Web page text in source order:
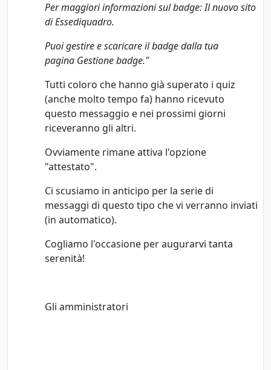
Per maggiori informazioni sul badge: Il nuovo sito
di Essediquadro.
Puoi gestire e scaricare il badge dalla tua
pagina Gestione badge."
Tutti coloro che hanno già superato i quiz
(anche molto tempo fa) hanno ricevuto
questo messaggio e nei prossimi giorni
riceveranno gli altri.
Ovviamente rimane attiva l'opzione
"attestato".
Ci scusiamo in anticipo per la serie di
messaggi di questo tipo che vi verranno inviati
(in automatico).
Cogliamo l'occasione per augurarvi tanta
serenità!
Gli amministratori